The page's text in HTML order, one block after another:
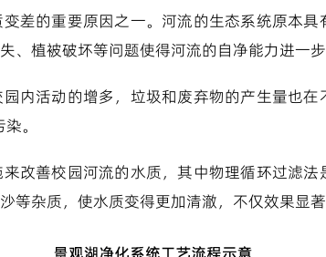
差的重要原因之一。河流的生态系统原本
植被破坏等问题使得河流的自净能力进一步
内活动的增多，垃圾和废弃物的产生量也
。
改善校园河流的水质，其中物理循环过滤
等杂质，使水质变得更加清澈，不仅效果显